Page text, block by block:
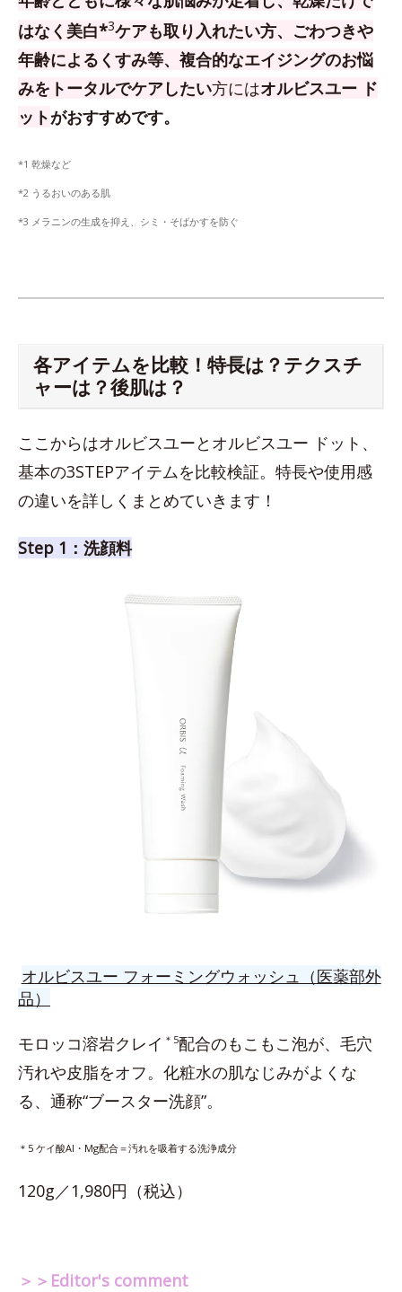
はなく美白*3ケアも取り入れたい方、 ごわつきや
年齢によるくすみ等、複合的なエイジングのお悩
みをトータルでケアしたい方にはオルビスユー ド
ットがおすすめです。
*1 乾燥など
*2 うるおいのある肌
*3 メラニンの生成を抑え、シミ・そばかすを防ぐ
各アイテムを比較！特長は？テクスチ
ャーは？後肌は？
ここからはオルビスユーとオルビスユー ドット、
基本の3STEPアイテムを比較検証。特長や使用感
の違いを詳しくまとめていきます！
Step 1：洗顔料
オルビスユー フォーミングウォッシュ（医薬部外
品）
モロッコ溶岩クレイ ＊5配合のもこもこ泡が、毛穴
汚れや皮脂をオフ。化粧水の肌なじみがよくな
る、通称“ブースター洗顔”。
＊5 ケイ酸Al・Mg配合＝汚れを吸着する洗浄成分
120g／1,980円（税込）
＞＞Editor's comment